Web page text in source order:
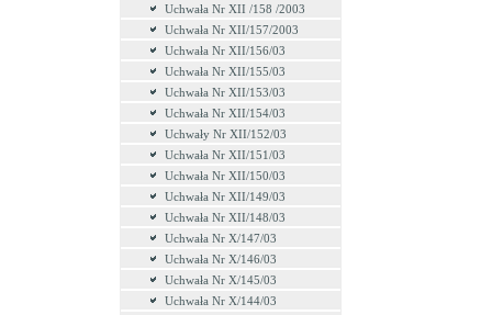
Uchwała Nr XII /158 /2003
Uchwała Nr XII/157/2003
Uchwała Nr XII/156/03
Uchwała Nr XII/155/03
Uchwała Nr XII/153/03
Uchwała Nr XII/154/03
Uchwały Nr XII/152/03
Uchwała Nr XII/151/03
Uchwała Nr XII/150/03
Uchwała Nr XII/149/03
Uchwała Nr XII/148/03
Uchwała Nr X/147/03
Uchwała Nr X/146/03
Uchwała Nr X/145/03
Uchwała Nr X/144/03